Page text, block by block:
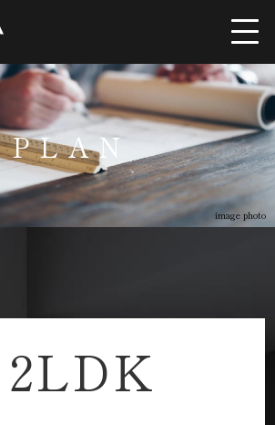
ロケーション
デザイン
設備仕様
image photo
PLAN
2LDK